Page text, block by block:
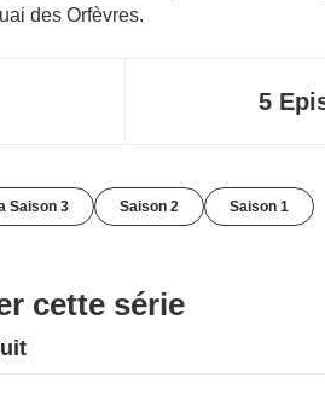
des Orfèvres.
5
Saison 3 Saison 2 Saison 1
cette série